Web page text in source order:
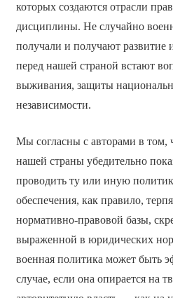
которых создаются отрасли
дисциплины. Не случайно
получали и получают развитие
перед нашей страной встают
выживания, защиты
независимости.
Мы согласны с авторами в том,
нашей страны убедительно
проводить ту или иную
обеспечения, как правило,
нормативно-правовой базы,
выраженной в юридических
военная политика может быть
случае, если она опирается на